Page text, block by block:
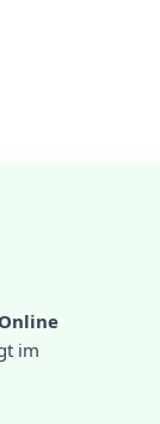
Online
im